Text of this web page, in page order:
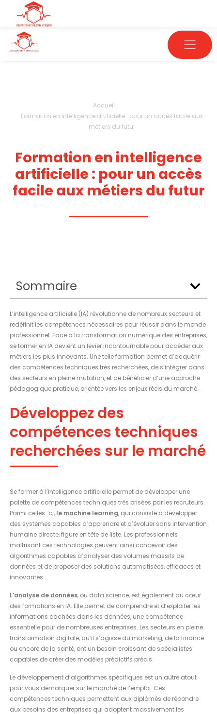
Accueil
Formation en intelligence artificielle : pour un accès facile aux
métiers du futur
Formation en intelligence
artificielle : pour un accès
facile aux métiers du futur
Sommaire
L’intelligence artificielle (IA) révolutionne de nombreux secteurs et
redéfinit les compétences nécessaires pour réussir dans le monde
professionnel. Face à la transformation numérique des entreprises,
se former en IA devient un levier incontournable pour accéder aux
métiers les plus innovants. Une telle formation permet d’acquérir
des compétences techniques très recherchées, de s’intégrer dans
des secteurs en pleine mutation, et de bénéficier d’une approche
pédagogique pratique, orientée vers les enjeux réels du marché.
Développez des
compétences techniques
recherchées sur le marché
Se former à l’intelligence artificielle permet de développer une
palette de compétences techniques très prisées par les recruteurs.
Parmi celles-ci, le machine learning, qui consiste à développer
des systèmes capables d’apprendre et d’évoluer sans intervention
humaine directe, figure en tête de liste. Les professionnels
maîtrisant ces technologies peuvent ainsi concevoir des
algorithmes capables d’analyser des volumes massifs de
données et de proposer des solutions automatisées, efficaces et
innovantes.
L’analyse de données, ou data science, est également au cœur
des formations en IA. Elle permet de comprendre et d’exploiter les
informations cachées dans les données, une compétence
essentielle pour de nombreuses entreprises. Les secteurs en pleine
transformation digitale, qu’il s’agisse du marketing, de la finance
ou encore de la santé, ont un besoin croissant de spécialistes
capables de créer des modèles prédictifs précis.
Le développement d’algorithmes spécifiques est un autre atout
pour vous démarquer sur le marché de l’emploi. Ces
compétences techniques permettent aux diplômés de répondre
aux besoins des entreprises qui adoptent massivement les